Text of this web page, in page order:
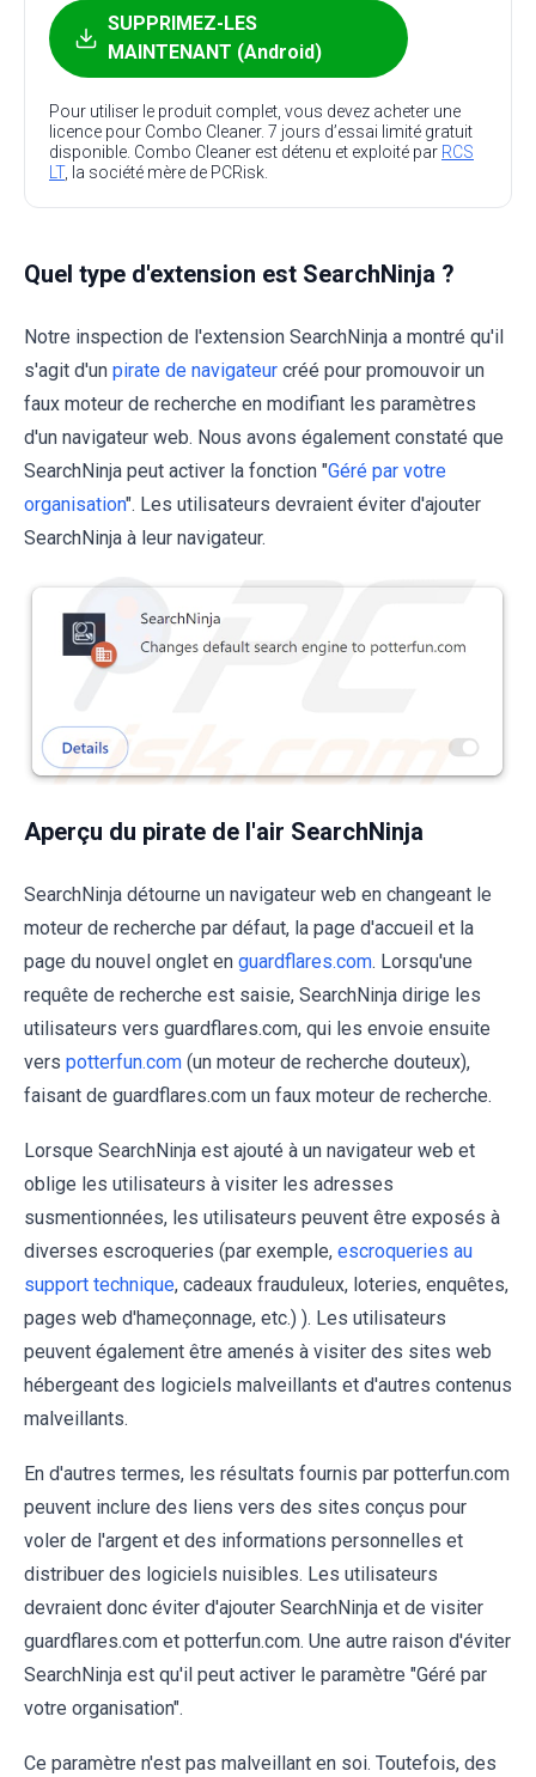
SUPPRIMEZ-LES
MAINTENANT (Android)
Pour utiliser le produit complet, vous devez acheter une
licence pour Combo Cleaner. 7 jours d’essai limité gratuit
disponible. Combo Cleaner est détenu et exploité par RCS
LT, la société mère de PCRisk.
Quel type d'extension est SearchNinja ?
Notre inspection de l'extension SearchNinja a montré qu'il
s'agit d'un pirate de navigateur créé pour promouvoir un
faux moteur de recherche en modifiant les paramètres
d'un navigateur web. Nous avons également constaté que
SearchNinja peut activer la fonction "Géré par votre
organisation". Les utilisateurs devraient éviter d'ajouter
SearchNinja à leur navigateur.
Aperçu du pirate de l'air SearchNinja
SearchNinja détourne un navigateur web en changeant le
moteur de recherche par défaut, la page d'accueil et la
page du nouvel onglet en guardflares.com. Lorsqu'une
requête de recherche est saisie, SearchNinja dirige les
utilisateurs vers guardflares.com, qui les envoie ensuite
vers potterfun.com (un moteur de recherche douteux),
faisant de guardflares.com un faux moteur de recherche.
Lorsque SearchNinja est ajouté à un navigateur web et
oblige les utilisateurs à visiter les adresses
susmentionnées, les utilisateurs peuvent être exposés à
diverses escroqueries (par exemple, escroqueries au
support technique, cadeaux frauduleux, loteries, enquêtes,
pages web d'hameçonnage, etc.) ). Les utilisateurs
peuvent également être amenés à visiter des sites web
hébergeant des logiciels malveillants et d'autres contenus
malveillants.
En d'autres termes, les résultats fournis par potterfun.com
peuvent inclure des liens vers des sites conçus pour
voler de l'argent et des informations personnelles et
distribuer des logiciels nuisibles. Les utilisateurs
devraient donc éviter d'ajouter SearchNinja et de visiter
guardflares.com et potterfun.com. Une autre raison d'éviter
SearchNinja est qu'il peut activer le paramètre "Géré par
votre organisation".
Ce paramètre n'est pas malveillant en soi. Toutefois, des